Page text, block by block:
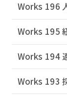
Works 196
Works 195
Works 194
Works 193